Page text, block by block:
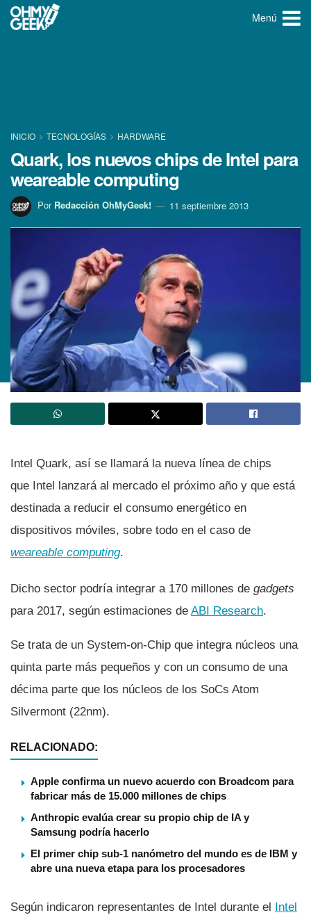
Menú
INICIO TECNOLOGÍ­AS HARDWARE
Quark, los nuevos chips de Intel para
weareable computing
Por Redacción OhMyGeek! 11 septiembre 2013
Intel Quark, así­ se llamará la nueva lí­nea de chips
que Intel lanzará al mercado el próximo año y que está
destinada a reducir el consumo energético en
dispositivos móviles, sobre todo en el caso de
weareable computing.
Dicho sector podrí­a integrar a 170 millones de gadgets
para 2017, según estimaciones de ABI Research.
Se trata de un System-on-Chip que integra núcleos una
quinta parte más pequeños y con un consumo de una
décima parte que los núcleos de los SoCs Atom
Silvermont (22nm).
RELACIONADO:
Apple confirma un nuevo acuerdo con Broadcom para
fabricar más de 15.000 millones de chips
Anthropic evalúa crear su propio chip de IA y
Samsung podría hacerlo
El primer chip sub-1 nanómetro del mundo es de IBM y
abre una nueva etapa para los procesadores
Según indicaron representantes de Intel durante el
Intel